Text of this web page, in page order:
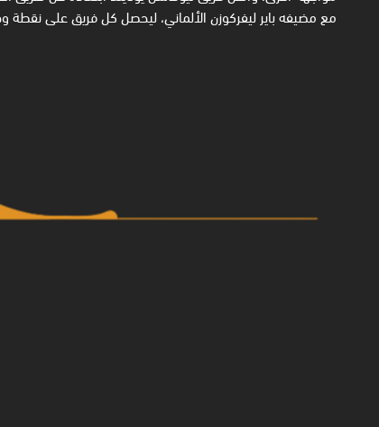
مع مضيفه باير ليفركوزن الألماني، ليحصل كل فريق على نقطة